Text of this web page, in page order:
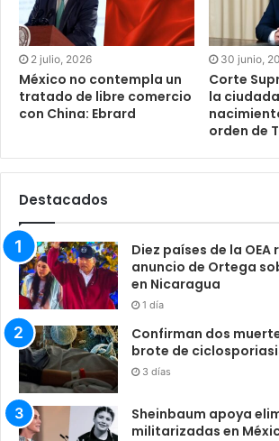
2 julio, 2026
México no contempla un
tratado de libre comercio
con China: Ebrard
30 junio,
Corte
la
orden de
Destacados
Diez países de la OEA
anuncio de Ortega
en Nicaragua
1 día
Confirman dos
brote de
3 días
Sheinbaum apoya
militarizadas en